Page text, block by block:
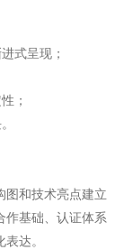
式呈现；
；
和技术亮点建立
作基础、认证体系
达。